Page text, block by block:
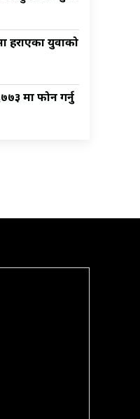
हराएका युवाको
मा फोन गर्नु